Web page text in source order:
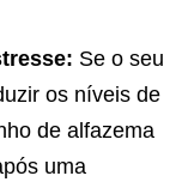
Se o seu
os níveis de
de alfazema
uma